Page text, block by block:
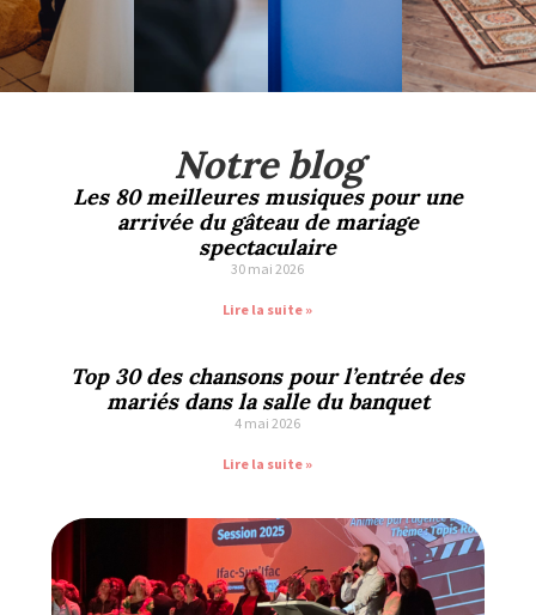
Notre blog
Les 80 meilleures musiques pour une
arrivée du gâteau de mariage
spectaculaire
30 mai 2026
Lire la suite »
Top 30 des chansons pour l’entrée des
mariés dans la salle du banquet
4 mai 2026
Lire la suite »